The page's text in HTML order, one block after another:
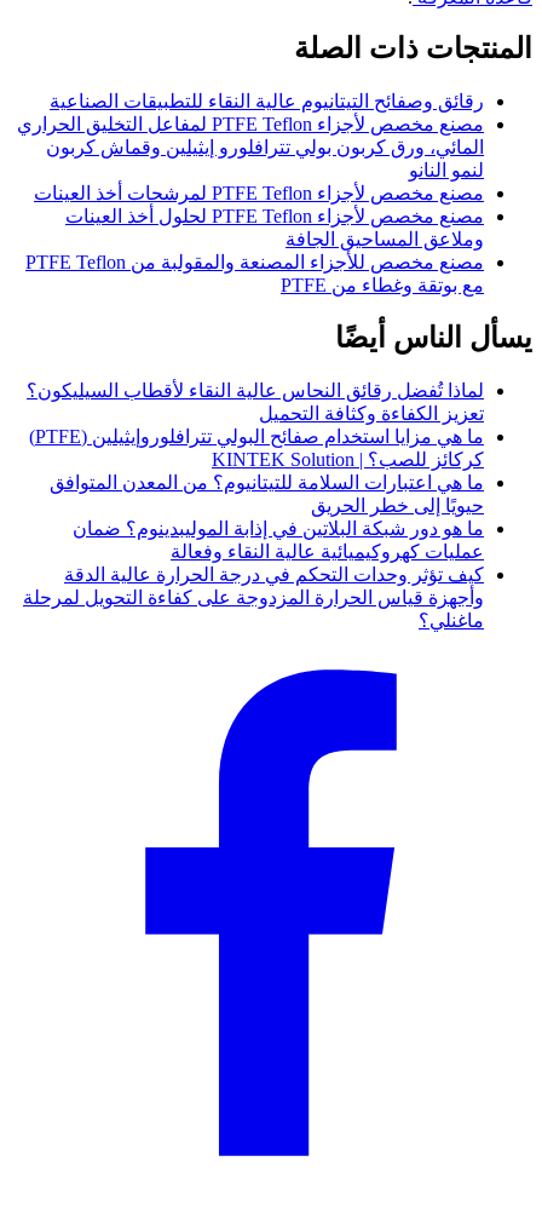
المنتجات ذات الصلة
رقائق وصفائح التيتانيوم عالية النقاء للتطبيقات الصناعية
مصنع مخصص لأجزاء PTFE Teflon لمفاعل التخليق الحراري
المائي، ورق كربون بولي تترافلورو إيثيلين وقماش كربون
لنمو النانو
مصنع مخصص لأجزاء PTFE Teflon لمرشحات أخذ العينات
مصنع مخصص لأجزاء PTFE Teflon لحلول أخذ العينات
وملاعق المساحيق الجافة
مصنع مخصص للأجزاء المصنعة والمقولبة من PTFE Teflon
مع بوتقة وغطاء من PTFE
يسأل الناس أيضًا
لماذا تُفضل رقائق النحاس عالية النقاء لأقطاب السيليكون؟
تعزيز الكفاءة وكثافة التحميل
ما هي مزايا استخدام صفائح البولي تترافلوروإيثيلين (PTFE)
كركائز للصب؟ | KINTEK Solution
ما هي اعتبارات السلامة للتيتانيوم؟ من المعدن المتوافق
حيويًا إلى خطر الحريق
ما هو دور شبكة البلاتين في إذابة الموليبدينوم؟ ضمان
عمليات كهروكيميائية عالية النقاء وفعالة
كيف تؤثر وحدات التحكم في درجة الحرارة عالية الدقة
وأجهزة قياس الحرارة المزدوجة على كفاءة التحويل لمرحلة
ماغنلي؟